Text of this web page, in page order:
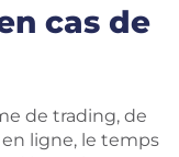
cas de
de trading, de
ligne, le temps